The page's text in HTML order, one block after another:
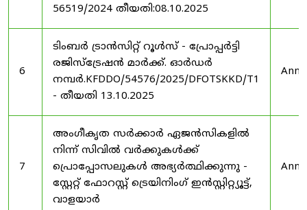
56519/2024 തീയതി:08.10.2025
6
ടിംബർ ട്രാൻസിറ്റ് റൂൾസ് - പ്രോപ്പർട്ടി
രജിസ്ട്രേഷൻ മാർക്ക്. ഓർഡർ
നമ്പർ.KFDDO/54576/2025/DFOTSKKD/T1
- തീയതി 13.10.2025
7
അംഗീകൃത സർക്കാർ ഏജൻസികളിൽ
നിന്ന് സിവിൽ വർക്കുകൾക്ക്
പ്രൊപ്പോസലുകൾ അഭ്യർത്ഥിക്കുന്നു -
സ്റ്റേറ്റ് ഫോറസ്റ്റ് ട്രെയിനിംഗ് ഇൻസ്റ്റിറ്റ്യൂട്ട്,
വാളയാർ